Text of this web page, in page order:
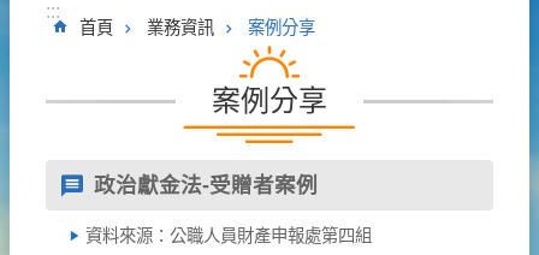
:::
首頁 業務資訊 案例分享
案例分享
政治獻金法-受贈者案例
資料來源：公職人員財產申報處第四組